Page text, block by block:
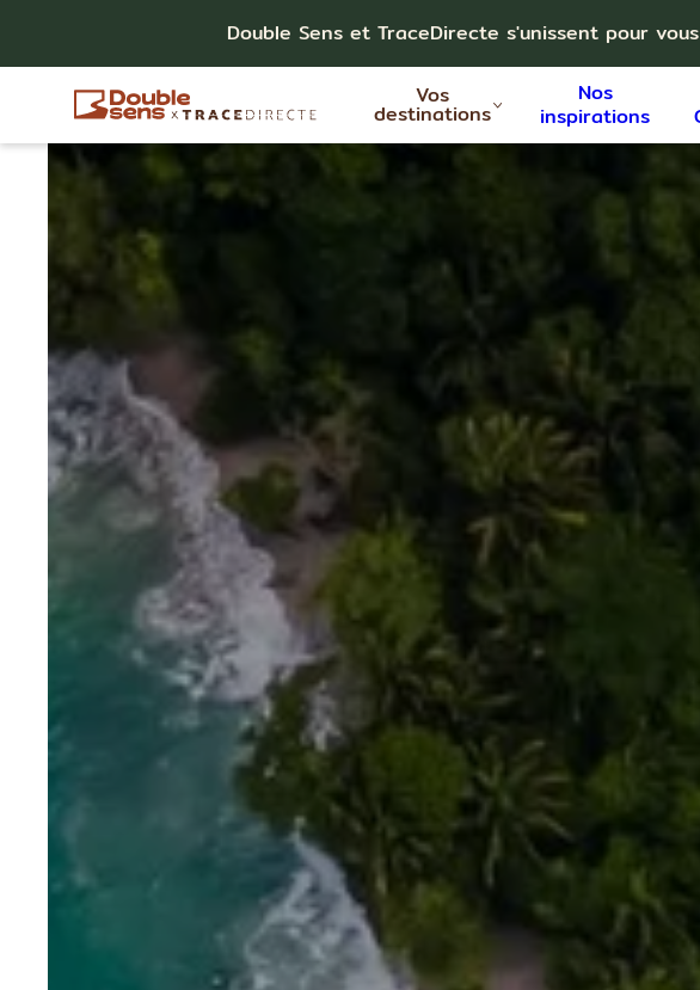
Double Sens et TraceDirecte s'unissent pour
Vos
destinations
Nos
inspirations